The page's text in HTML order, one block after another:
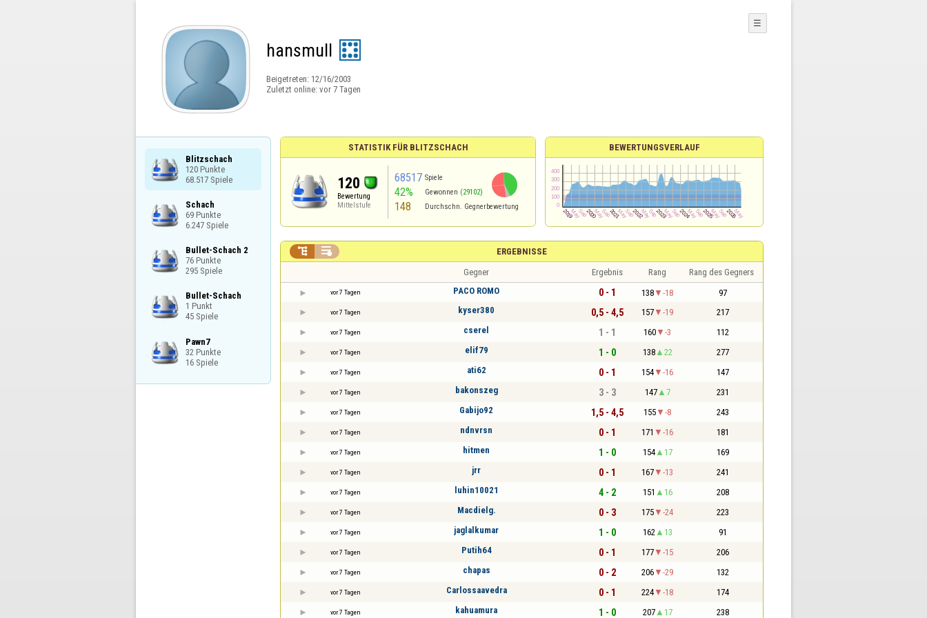
hansmull
Beigetreten: 12/16/2003
Zuletzt online: vor 7 Tagen
☰
Blitzschach
120 Punkte
68.517 Spiele
Schach
69 Punkte
6.247 Spiele
Bullet-Schach 2
76 Punkte
295 Spiele
Bullet-Schach
1 Punkt
45 Spiele
Pawn7
32 Punkte
16 Spiele
STATISTIK FÜR BLITZSCHACH
120
Bewertung
Mittelstufe
68517 Spiele
42% Gewonnen (29102)
148 Durchschn. Gegnerbewertung
BEWERTUNGSVERLAUF
ERGEBNISSE
 
Gegner Ergebnis Rang Rang des Gegners
vor 7 Tagen PACO ROMO 0 - 1 138 -18 97
vor 7 Tagen kyser380 0,5 - 4,5 157 -19 217
vor 7 Tagen cserel 1 - 1 160 -3 112
vor 7 Tagen elif79 1 - 0 138 22 277
vor 7 Tagen ati62 0 - 1 154 -16 147
vor 7 Tagen bakonszeg 3 - 3 147 7 231
vor 7 Tagen Gabijo92 1,5 - 4,5 155 -8 243
vor 7 Tagen ndnvrsn 0 - 1 171 -16 181
vor 7 Tagen hitmen 1 - 0 154 17 169
vor 7 Tagen jrr 0 - 1 167 -13 241
vor 7 Tagen luhin10021 4 - 2 151 16 208
vor 7 Tagen Macdielg. 0 - 3 175 -24 223
vor 7 Tagen jaglalkumar 1 - 0 162 13 91
vor 7 Tagen Putih64 0 - 1 177 -15 206
vor 7 Tagen chapas 0 - 2 206 -29 132
vor 7 Tagen Carlossaavedra 0 - 1 224 -18 174
vor 7 Tagen kahuamura 1 - 0 207 17 238